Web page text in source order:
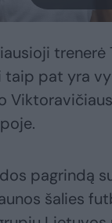
trenerė
taip pat yra
pagrindą
šalies